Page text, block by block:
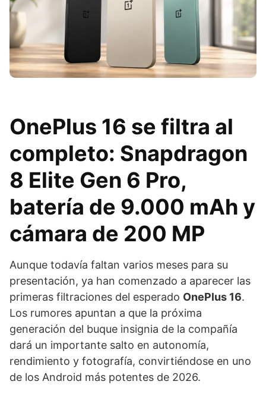
OnePlus 16 se filtra al
completo: Snapdragon
8 Elite Gen 6 Pro,
batería de 9.000 mAh y
cámara de 200 MP
Aunque todavía faltan varios meses para su
presentación, ya han comenzado a aparecer las
primeras filtraciones del esperado OnePlus 16.
Los rumores apuntan a que la próxima
generación del buque insignia de la compañía
dará un importante salto en autonomía,
rendimiento y fotografía, convirtiéndose en uno
de los Android más potentes de 2026.